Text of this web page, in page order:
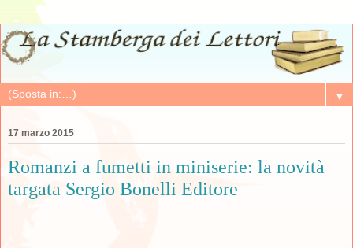
▼
17 marzo 2015
Romanzi a fumetti in miniserie: la novità
targata Sergio Bonelli Editore